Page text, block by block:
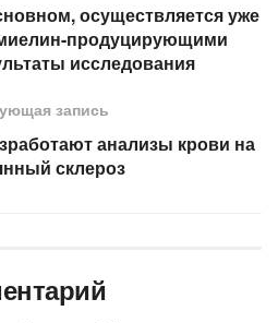
осуществляется уже
продуцирующими
исследования
запись
анализы крови на
склероз